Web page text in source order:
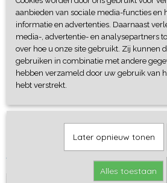
Uitzicht & landschap
Huizen
Sorteer op:
aanbieden van sociale media-functies en
informatie en advertenties. Daarnaast
media-, advertentie- en analysepartners
over hoe u onze site gebruikt. Zij kunnen
gebruiken in combinatie met andere
hebben verzameld door uw gebruik van
hebt verstrekt.
Later opnieuw tonen
Alles toestaan